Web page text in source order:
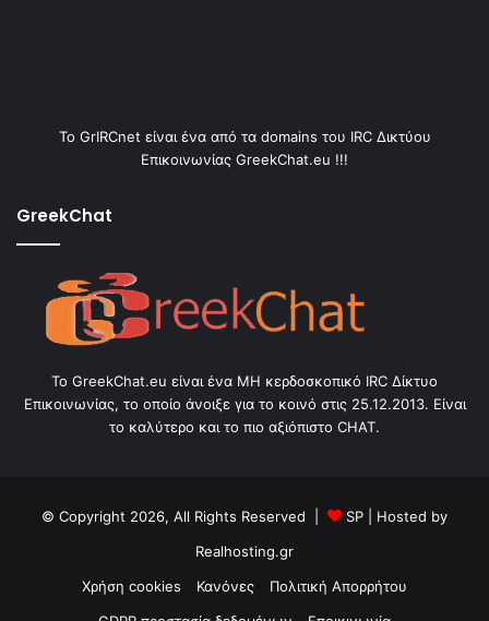
Το GrIRCnet είναι ένα από τα domains του IRC Δικτύου
Επικοινωνίας GreekChat.eu !!!
GreekChat
Το GreekChat.eu είναι ένα ΜΗ κερδοσκοπικό IRC Δίκτυο
Επικοινωνίας, το οποίο άνοιξε για το κοινό στις 25.12.2013. Είναι
το καλύτερο και το πιο αξιόπιστο CHAT.
© Copyright 2026, All Rights Reserved | SP | Hosted by
Realhosting.gr
Χρήση cookies
Κανόνες
Πολιτική Απορρήτου